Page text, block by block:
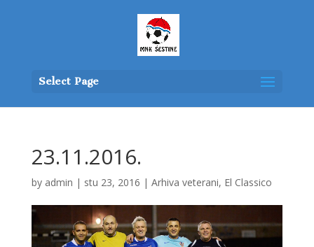
Select Page
23.11.2016.
by admin | stu 23, 2016 | Arhiva veterani, El Classico